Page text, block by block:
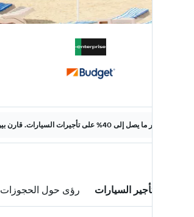
وفّر ما يصل إلى 40% على تأجيرات السيارات. قارن بين الصفقات من جميع المواقع على الويب.
صفقات تأجير السيارات رؤى حول الحجوزات